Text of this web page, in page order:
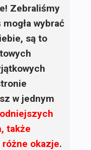
Zebraliśmy
mogła wybrać
są to
w jednym
także
różne okazje.